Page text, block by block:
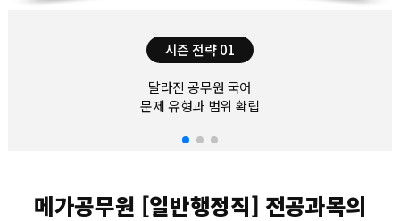
시즌 전략 01
달라진 공무원 국어
문제 유형과 범위 확립
메가공무원 [일반행정직] 전공과목의